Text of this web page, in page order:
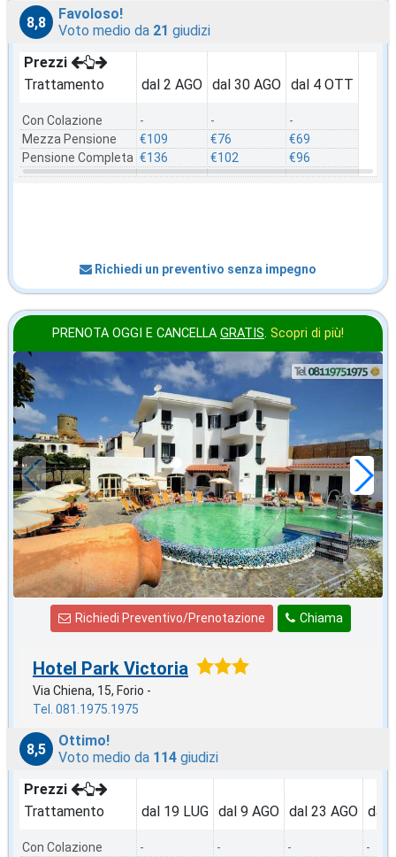
8,8
Favoloso!
Voto medio da 21 giudizi
Prezzi
Trattamento
Con Colazione
Mezza Pensione
Pensione Completa
dal 2 AGO
-
€109
€136
dal 30 AGO
-
€76
€102
dal 4 OTT
-
€69
€96
Richiedi un preventivo senza impegno
PRENOTA OGGI E CANCELLA GRATIS. Scopri di più!
in offerta da
€55,00
a notte
Chiama
Richiedi Preventivo/Prenotazione
Hotel Park Victoria
Via Chiena, 15, Forio -
Tel. 081.1975.1975
8,5
Ottimo!
Voto medio da 114 giudizi
Prezzi
Trattamento
Con Colazione
dal 19 LUG
-
dal 9 AGO
-
dal 23 AGO
-
dal
-